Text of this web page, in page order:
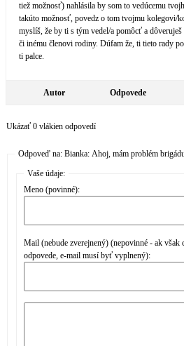
tiež možnosť) nahlásila by som to vedúcemu
takúto možnosť, povedz o tom tvojmu kolegovi/
myslíš, že by ti s tým vedel/a pomôcť a
či inému členovi rodiny. Dúfam že, ti tieto rady
ti palce.
Autor Odpovede
Ukázať 0 vlákien odpovedí
Odpoveď na: Bianka: Ahoj, mám problém
Vaše údaje:
Meno (povinné):
Mail (nebude zverejnený) (nepovinné - ak však
odpovede, e-mail musí byť vyplnený):